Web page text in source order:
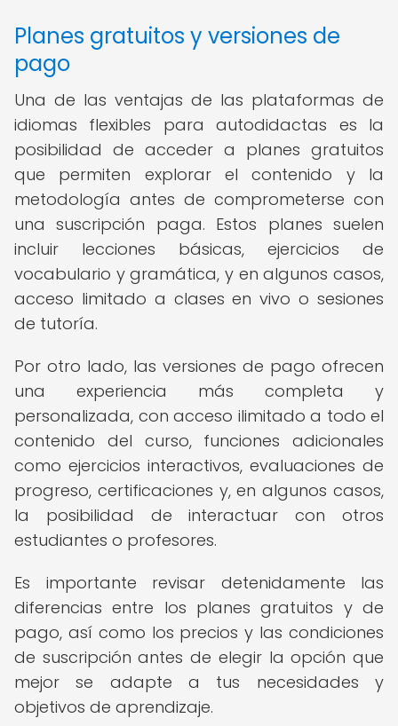
Planes gratuitos y versiones de
pago
Una de las ventajas de las plataformas de
idiomas flexibles para autodidactas es la
posibilidad de acceder a planes gratuitos
que permiten explorar el contenido y la
metodología antes de comprometerse con
una suscripción paga. Estos planes suelen
incluir lecciones básicas, ejercicios de
vocabulario y gramática, y en algunos casos,
acceso limitado a clases en vivo o sesiones
de tutoría.
Por otro lado, las versiones de pago ofrecen
una experiencia más completa y
personalizada, con acceso ilimitado a todo el
contenido del curso, funciones adicionales
como ejercicios interactivos, evaluaciones de
progreso, certificaciones y, en algunos casos,
la posibilidad de interactuar con otros
estudiantes o profesores.
Es importante revisar detenidamente las
diferencias entre los planes gratuitos y de
pago, así como los precios y las condiciones
de suscripción antes de elegir la opción que
mejor se adapte a tus necesidades y
objetivos de aprendizaje.